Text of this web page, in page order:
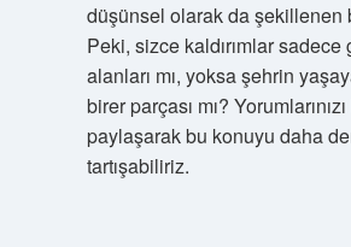
düşünsel olarak da şekillenen
Peki, sizce kaldırımlar sadece
alanları mı, yoksa şehrin
birer parçası mı?
paylaşarak bu konuyu daha
tartışabiliriz.